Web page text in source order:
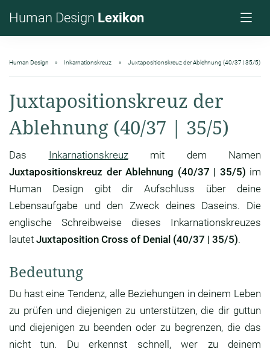
Human Design Lexikon
Human Design Inkarnationskreuz Juxtapositionskreuz der Ablehnung (40/37 | 35/5)
Juxtapositionskreuz der
Ablehnung (40/37 | 35/5)
Das Inkarnationskreuzmit dem Namen
Juxtapositionskreuz der Ablehnung (40/37 | 35/5) im
Human Design gibt dir Aufschluss über deine
Lebensaufgabe und den Zweck deines Daseins. Die
englische Schreibweise dieses Inkarnationskreuzes
lautet Juxtaposition Cross of Denial (40/37 | 35/5).
Bedeutung
Du hast eine Tendenz, alle Beziehungen in deinem Leben
zu prüfen und diejenigen zu unterstützen, die dir guttun
und diejenigen zu beenden oder zu begrenzen, die das
nicht tun. Du erkennst schnell, wer zu deinem